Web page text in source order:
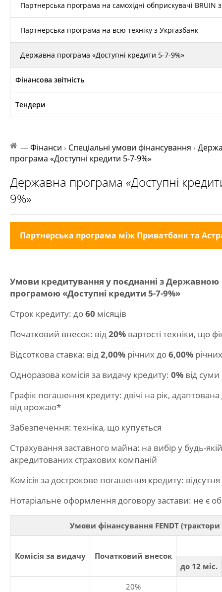
Партнерська програма на самохідні обприскувачі BRUIN
Партнерська програма на всю техніку з Укргазбанк
Державна програма «Доступні кредити 5-7-9%»
Фінансова звітність
Тендери
—Фінанси › Спеціальні умови фінансування ›
програма «Доступні кредити 5-7-9%»
Державна програма «Доступні
9%»
Партнерська програма між Приватбанк та
Умови кредитування у поєднанні з Державною
програмою «Доступні кредити 5-7-9%»
Строк кредиту: до60 місяців
Початковий внесок: від20% вартості техніки, що
Відсоткова ставка: від2,00% річних до6,00% річних
Одноразова комісія за видачу кредиту: 0% від
Графік погашення кредиту: двічі на рік,
від врожаю*
Забезпечення: техніка, що купується
Страхування заставного майна: на вибір у будь-
акредитованих страхових компаній
Комісія за дострокове погашення кредиту: відсутня
Нотаріальне оформлення договору застави: не є
Умови фінансування FENDT (трактори
Комісія за видачу
Початковий внесок
до 12 міс.
20%